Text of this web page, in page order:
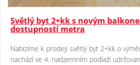
Světlý byt 2+kk s novým
dostupností metra
Nabízíme k prodeji světlý byt 2+kk o
nachází ve 4. nadzemním podlaží